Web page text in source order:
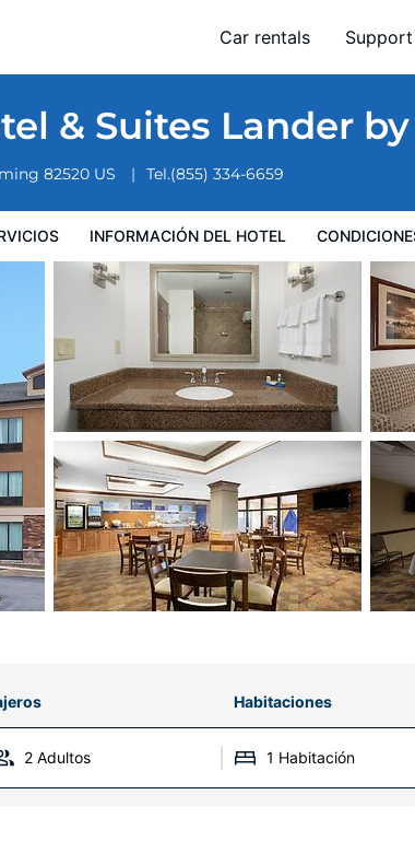
Car rentals Support
& Suites Lander by
82520 US Tel.(855) 334-6659
INFORMACIÓN DEL HOTEL
Habitaciones
2 Adultos 1 Habitación